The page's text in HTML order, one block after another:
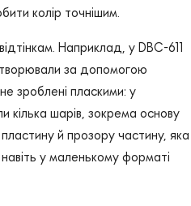
колір точнішим.
Наприклад, у DBC-611
за допомогою
зроблені пласкими: у
кілька шарів, зокрема основу
й прозору частину, яка
у маленькому форматі